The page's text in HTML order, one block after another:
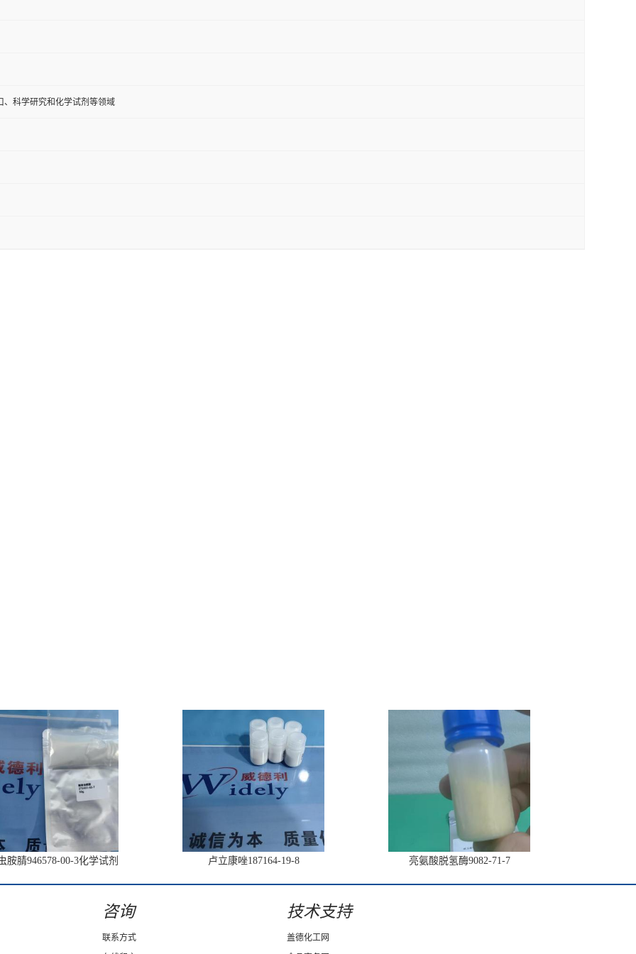
、科学研究和化学试剂等领域
胺腈946578-00-3化学试剂 卢立康唑187164-19-8 亮氨酸脱氢酶9082-71-7
咨询
联系方式
技术支持
盖德化工网